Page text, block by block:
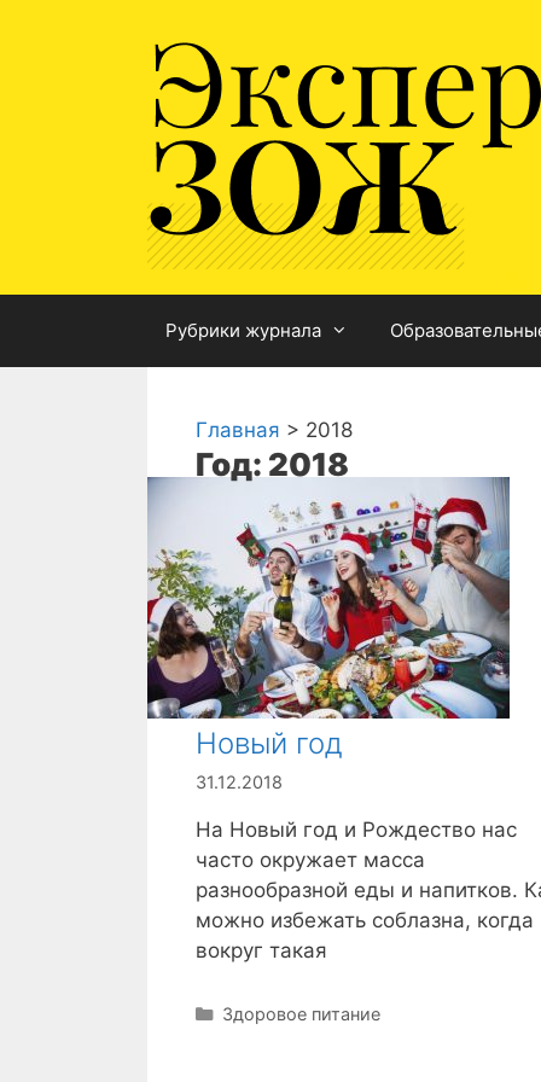
Рубрики журнала
Главная > 2018
Год: 2018
Новый год
31.12.2018
На Новый год и Рождество нас
часто окружает масса
разнообразной еды и напитков.
можно избежать соблазна, когда
вокруг такая
Р
Здоровое питание